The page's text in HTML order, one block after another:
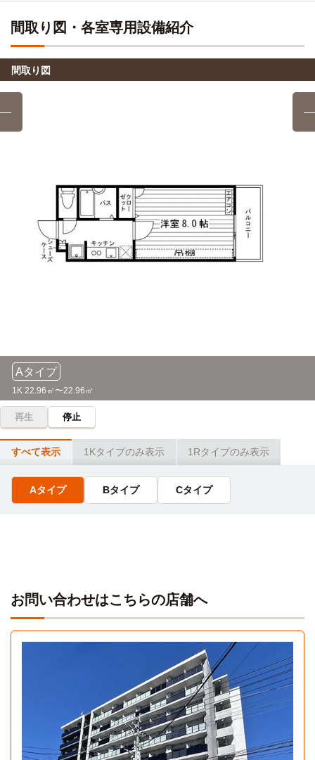
間取り図・各室専用設備紹介
間取り図
Aタイプ
1K 22.96㎡〜22.96㎡
再生 停止
すべて表示 1Kタイプのみ表示 1Rタイプのみ表示
Aタイプ Bタイプ Cタイプ
お問い合わせはこちらの店舗へ